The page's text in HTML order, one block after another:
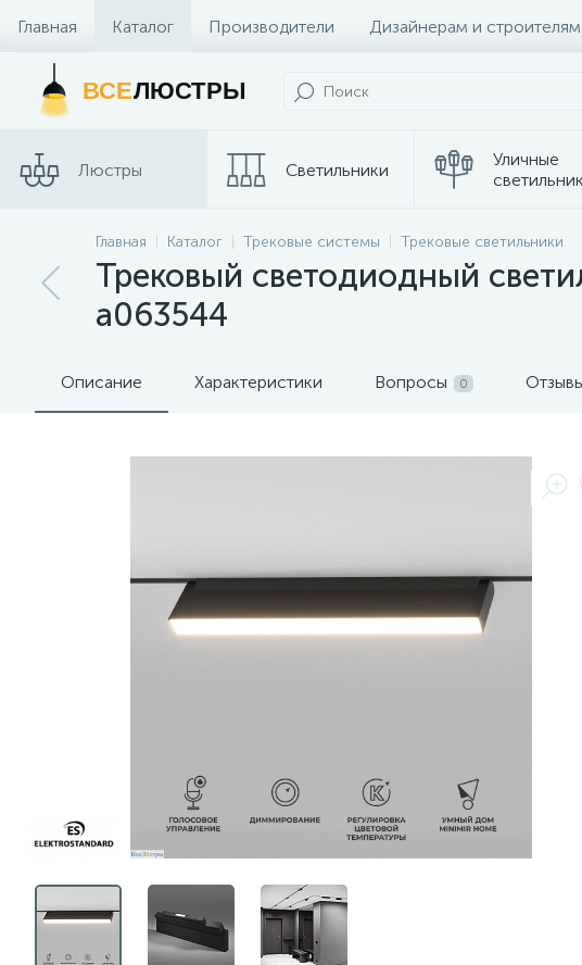
Главная Каталог Производители Дизайнерам и строителям
Контакты и Магазины
ВСЕЛЮСТРЫ
Люстры Светильники
Уличные
Споты
Трековые
Главная Каталог Трековые системы Трековые светильники
Трековый светодиодный
a063544
Описание Характеристики Вопросы 0